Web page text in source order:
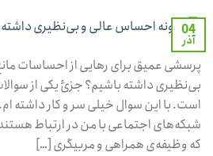
04
آذر
پرسشی عمیق برای رهایی از احساسات
بی‌نظیری داشته باشیم؟ جزئ یکی از
است. با این سوال خیلی سر و کار داشته‌
شبکه‌های اجتماعی با من در ارتباط
که وظیفه‌ی همراهی و مربیگری […]